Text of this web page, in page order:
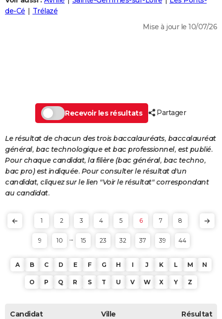
Destinations
City break
Voyage nature
Voyage de noces
Forum
Climat
+
PHOTO
Dictionnaire
PROGRAMME TV
S'inscrire
Se connecter
Lycées
Collèges
Primaires
Universités
Entreprises
Service militaire
Avis de recherche
AVIS DE DÉCÈS
FORUM
Bricolage
Lifestyle
Culture
Sport
Auto
Television
Voyage
Cinema
de-Cé
Trélazé
Mise à jour le 10/07/26
Recevoir les résultats Partager
Le résultat de chacun des trois baccalauréats, baccalauréat
général, bac technologique et bac professionnel, est publié.
Pour chaque candidat, la filière (bac général, bac techno,
bac pro) est indiquée. Pour consulter le résultat d'un
candidat, cliquez sur le lien "Voir le résultat" correspondant
au candidat.
1 2 3 4 5 6 7 8
9 10 ... 15 23 32 37 39 44
A B C D E F G H I J K L M N
O P Q R S T U V W X Y Z
Candidat Ville Résultat